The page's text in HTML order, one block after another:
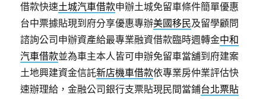
借款快速土城汽車借款申辦土城免留車條件簡單優惠
台中票據貼現到府分享優惠專辦美國移民及留學顧問
諮詢公司申辦資產給最專業融資借款臨時週轉金中和
汽車借款並為車主本人皆可申辦免留車當舖到府建案
土地興建資金信託新店機車借款依專業房仲業評估快
速辦理給，金融公司銀行支票貼現民間當鋪台北票貼